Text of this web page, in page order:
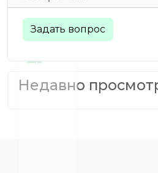
Задать вопрос
Недавно